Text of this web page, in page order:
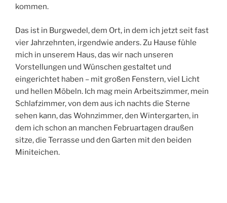
kommen.
Das ist in Burgwedel, dem Ort, in dem ich jetzt seit fast
vier Jahrzehnten, irgendwie anders. Zu Hause fühle
mich in unserem Haus, das wir nach unseren
Vorstellungen und Wünschen gestaltet und
eingerichtet haben – mit großen Fenstern, viel Licht
und hellen Möbeln. Ich mag mein Arbeitszimmer, mein
Schlafzimmer, von dem aus ich nachts die Sterne
sehen kann, das Wohnzimmer, den Wintergarten, in
dem ich schon an manchen Februartagen draußen
sitze, die Terrasse und den Garten mit den beiden
Miniteichen.